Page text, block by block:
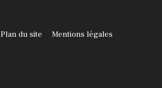
Plan du site Mentions légales